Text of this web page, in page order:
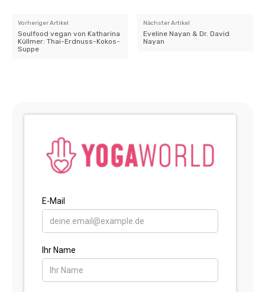
Vorheriger Artikel
Soulfood vegan von Katharina
Küllmer: Thai-Erdnuss-Kokos-
Suppe
Nächster Artikel
Eveline Nayan & Dr. David
Nayan